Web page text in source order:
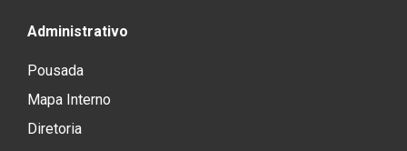
Administrativo
Pousada
Mapa Interno
Diretoria